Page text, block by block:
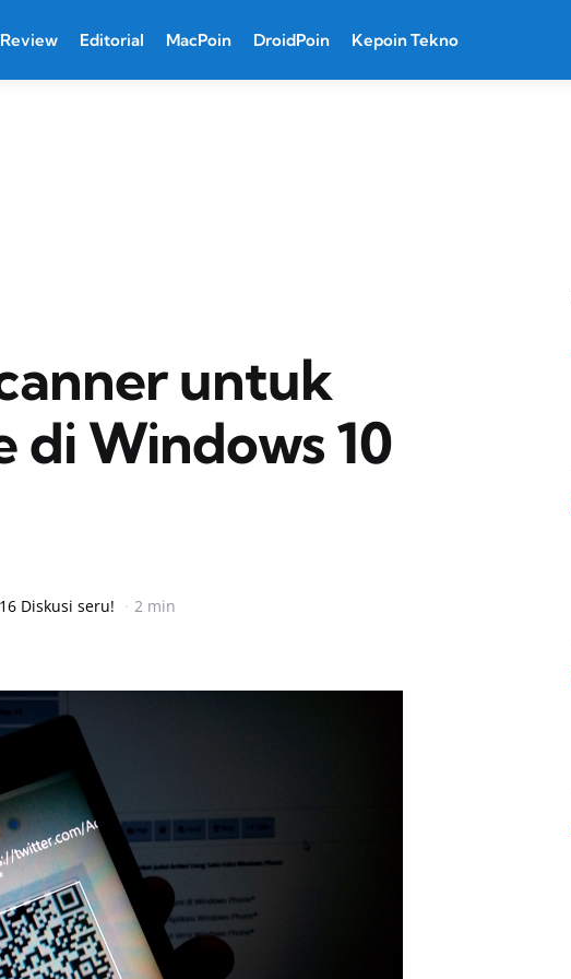
Review Editorial MacPoin DroidPoin Kepoin Tekno
untuk
di Windows 10
16 Diskusi seru! 2 min